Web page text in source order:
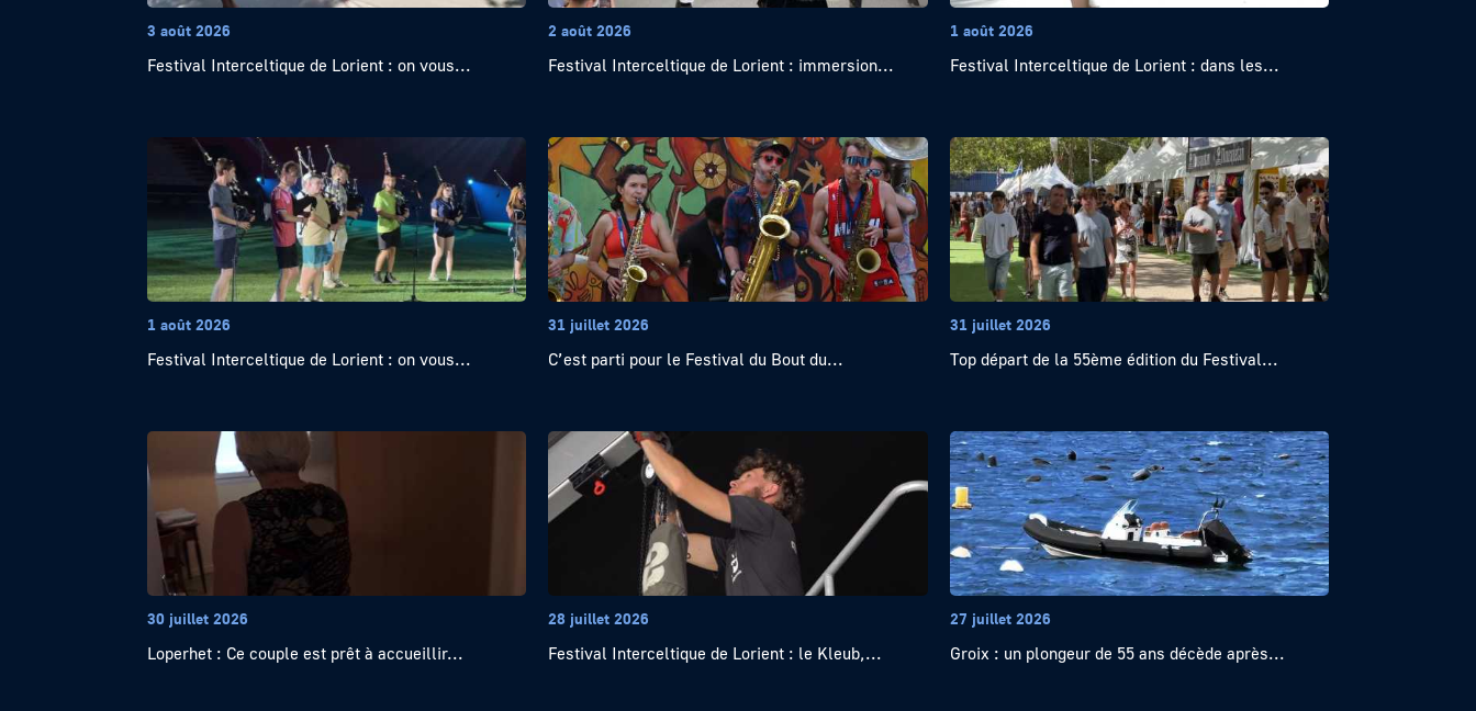
3 août 2026
Festival Interceltique de Lorient : on vous...
2 août 2026
Festival Interceltique de Lorient : immersion...
1 août 2026
Festival Interceltique de Lorient : dans les...
1 août 2026
Festival Interceltique de Lorient : on vous...
31 juillet 2026
C’est parti pour le Festival du Bout du...
31 juillet 2026
Top départ de la 55ème édition du Festival...
30 juillet 2026
Loperhet : Ce couple est prêt à accueillir...
28 juillet 2026
Festival Interceltique de Lorient : le Kleub,...
27 juillet 2026
Groix : un plongeur de 55 ans décède après...